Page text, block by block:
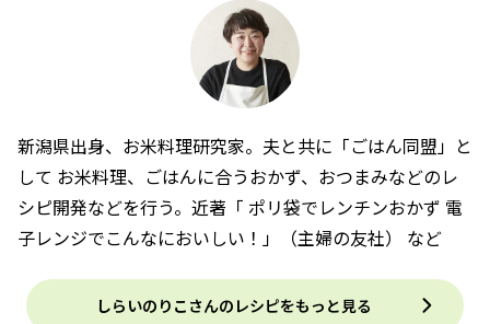
新潟県出身、お米料理研究家。夫と共に「ごはん同盟」と
して お米料理、ごはんに合うおかず、おつまみなどのレ
シピ開発などを行う。近著「 ポリ袋でレンチンおかず 電
子レンジでこんなにおいしい！」（主婦の友社） など
しらいのりこさんのレシピをもっと見る